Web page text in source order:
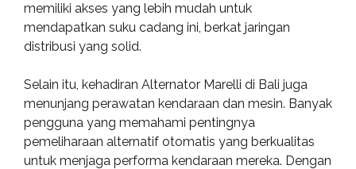
memiliki akses yang lebih mudah untuk
mendapatkan suku cadang ini, berkat jaringan
distribusi yang solid.
Selain itu, kehadiran Alternator Marelli di Bali juga
menunjang perawatan kendaraan dan mesin. Banyak
pengguna yang memahami pentingnya
pemeliharaan alternatif otomatis yang berkualitas
untuk menjaga performa kendaraan mereka. Dengan